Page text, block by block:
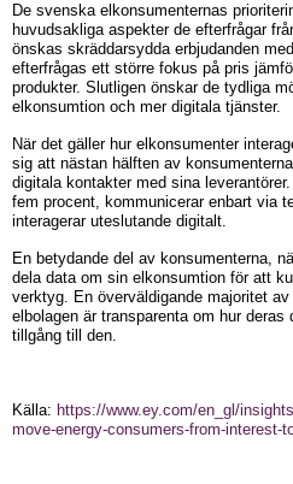
De svenska elkonsumenternas
huvudsakliga aspekter de efterfrågar
önskas skräddarsydda erbjudanden
efterfrågas ett större fokus på pris
produkter. Slutligen önskar de tydliga
elkonsumtion och mer digitala tjänster.
När det gäller hur elkonsumenter
sig att nästan hälften av
digitala kontakter med sina
fem procent, kommunicerar enbart via
interagerar uteslutande digitalt.
En betydande del av konsumenterna,
dela data om sin elkonsumtion för att
verktyg. En överväldigande majoritet
elbolagen är transparenta om hur
tillgång till den.
Källa: https://www.ey.com/en_gl/
move-energy-consumers-from-interest-